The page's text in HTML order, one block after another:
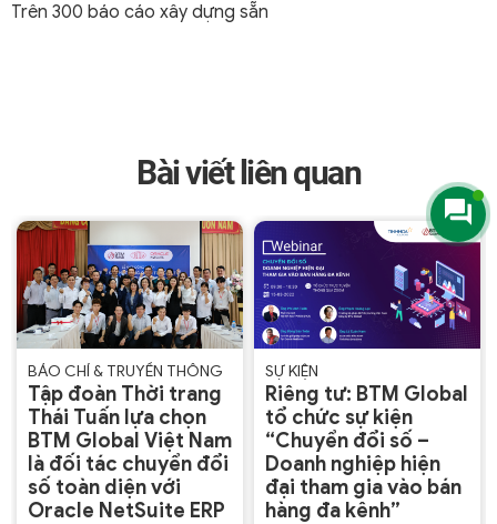
Trên 300 báo cáo xây dựng sẵn
Bài viết liên quan
BÁO CHÍ & TRUYỀN THÔNG
Tập đoàn Thời trang
Thái Tuấn lựa chọn
BTM Global Việt Nam
là đối tác chuyển đổi
số toàn diện với
Oracle NetSuite ERP
SỰ KIỆN
Riêng tư: BTM Global
tổ chức sự kiện
“Chuyển đổi số –
Doanh nghiệp hiện
đại tham gia vào bán
hàng đa kênh”